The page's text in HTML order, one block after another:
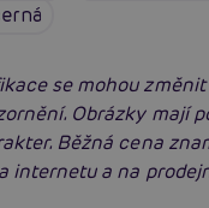
se mohou změnit
Obrázky mají
Běžná cena
internetu a na